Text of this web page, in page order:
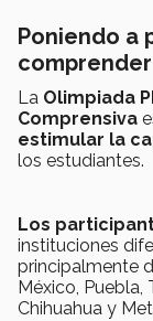
Poniendo a
comprender
La Olimpiada
Comprensiva
estimular la
los estudiantes.
Los
instituciones
principalmente
México, Puebla,
Chihuahua y